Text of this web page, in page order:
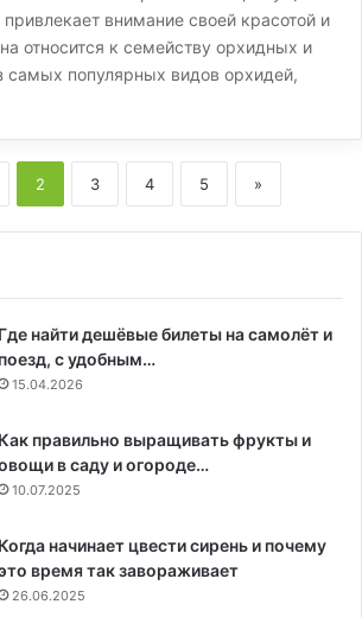
привлекает внимание своей красотой и
относится к семейству орхидных и
самых популярных видов орхидей,
2 3 4 5 »
Где найти дешёвые билеты на самолёт и
поезд, с удобным…
15.04.2026
Как правильно выращивать фрукты и
в саду и огороде…
10.07.2025
Когда начинает цвести сирень и почему
время так завораживает
26.06.2025